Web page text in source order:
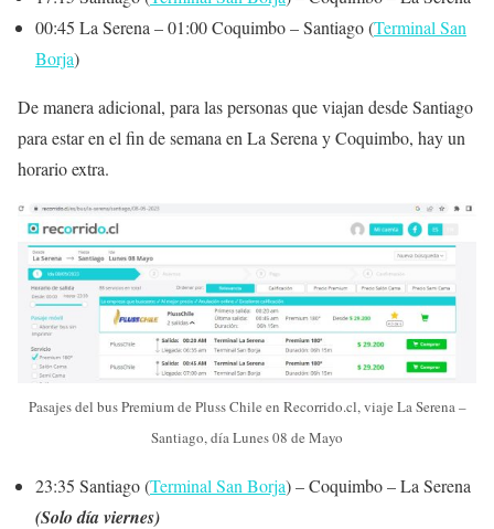
00:45 La Serena – 01:00 Coquimbo – Santiago (Terminal San
Borja)
De manera adicional, para las personas que viajan desde Santiago
para estar en el fin de semana en La Serena y Coquimbo, hay un
horario extra.
Pasajes del bus Premium de Pluss Chile en Recorrido.cl, viaje La Serena –
Santiago, día Lunes 08 de Mayo
23:35 Santiago (Terminal San Borja) – Coquimbo – La Serena
(Solo día viernes)